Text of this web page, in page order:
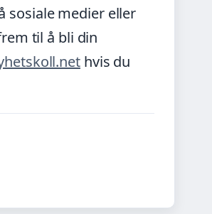
sosiale medier eller
til å bli din
hvis du